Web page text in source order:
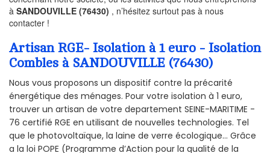
à SANDOUVILLE (76430) , n’hésitez surtout pas à nous
contacter !
Artisan RGE- Isolation à 1 euro - Isolation
Combles à SANDOUVILLE (76430)
Nous vous proposons un dispositif contre la précarité
énergétique des ménages. Pour votre isolation à 1 euro,
trouver un artisan de votre departement SEINE-MARITIME -
76 certifié RGE en utilisant de nouvelles technologies. Tel
que le photovoltaïque, la laine de verre écologique... Grâce
a la loi POPE (Programme d’Action pour la qualité de la